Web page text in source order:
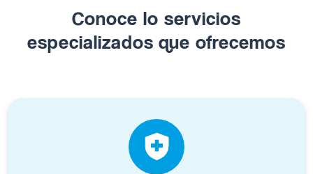
Conoce lo servicios
especializados que ofrecemos